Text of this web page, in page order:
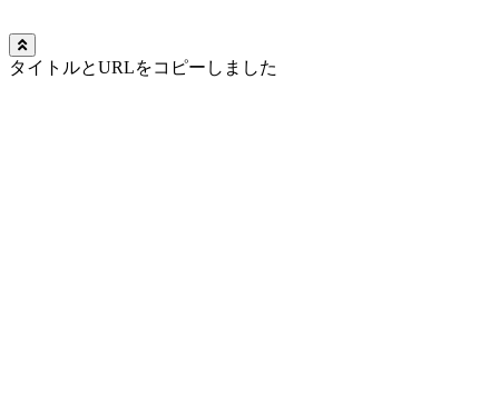
タイトルとURLをコピーしました